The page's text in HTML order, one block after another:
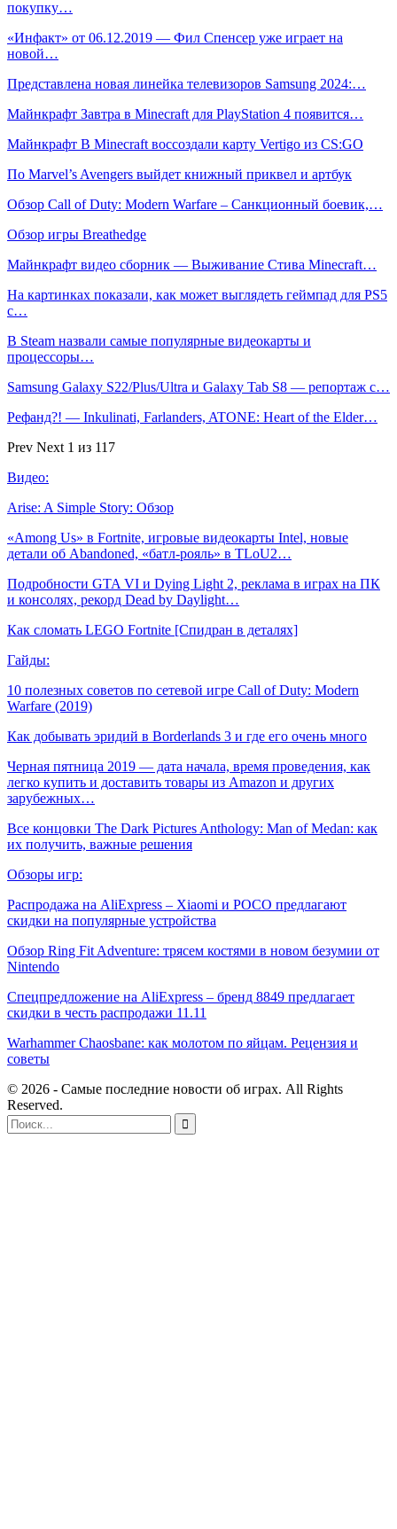
покупку…
«Инфакт» от 06.12.2019 — Фил Спенсер уже играет на
новой…
Представлена новая линейка телевизоров Samsung 2024:…
Майнкрафт Завтра в Minecraft для PlayStation 4 появится…
Майнкрафт В Minecraft воссоздали карту Vertigo из CS:GO
По Marvel’s Avengers выйдет книжный приквел и артбук
Обзор Call of Duty: Modern Warfare – Санкционный боевик,…
Обзор игры Breathedge
Майнкрафт видео сборник — Выживание Стива Minecraft…
На картинках показали, как может выглядеть геймпад для PS5
с…
В Steam назвали самые популярные видеокарты и
процессоры…
Samsung Galaxy S22/Plus/Ultra и Galaxy Tab S8 — репортаж с…
Рефанд?! — Inkulinati, Farlanders, ATONE: Heart of the Elder…
Prev Next 1 из 117
Видео:
Arise: A Simple Story: Обзор
«Among Us» в Fortnite, игровые видеокарты Intel, новые
детали об Abandoned, «батл-рояль» в TLoU2…
Подробности GTA VI и Dying Light 2, реклама в играх на ПК
и консолях, рекорд Dead by Daylight…
Как сломать LEGO Fortnite [Спидран в деталях]
Гайды:
10 полезных советов по сетевой игре Call of Duty: Modern
Warfare (2019)
Как добывать эридий в Borderlands 3 и где его очень много
Черная пятница 2019 — дата начала, время проведения, как
легко купить и доставить товары из Amazon и других
зарубежных…
Все концовки The Dark Pictures Anthology: Man of Medan: как
их получить, важные решения
Обзоры игр:
Распродажа на AliExpress – Xiaomi и POCO предлагают
скидки на популярные устройства
Обзор Ring Fit Adventure: трясем костями в новом безумии от
Nintendo
Спецпредложение на AliExpress – бренд 8849 предлагает
скидки в честь распродажи 11.11
Warhammer Chaosbane: как молотом по яйцам. Рецензия и
советы
© 2026 - Самые последние новости об играх. All Rights
Reserved.